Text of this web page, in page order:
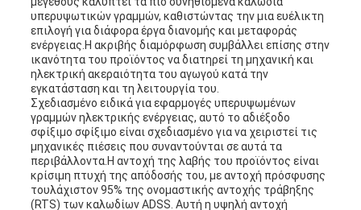
υπερυψωτικών γραμμών, καθιστώντας την μια ευέλικτη
επιλογή για διάφορα έργα διανομής και μεταφοράς
ενέργειας.Η ακριβής διαμόρφωση συμβάλλει επίσης στην
ικανότητα του προϊόντος να διατηρεί τη μηχανική και
ηλεκτρική ακεραιότητα του αγωγού κατά την
εγκατάσταση και τη λειτουργία του.
Σχεδιασμένο ειδικά για εφαρμογές υπερυψωμένων
γραμμών ηλεκτρικής ενέργειας, αυτό το αδιέξοδο
σφίξιμο σφίξιμο είναι σχεδιασμένο για να χειριστεί τις
μηχανικές πιέσεις που συναντούνται σε αυτά τα
περιβάλλοντα.Η αντοχή της λαβής του προϊόντος είναι
κρίσιμη πτυχή της απόδοσής του, με αντοχή πρόσφυσης
τουλάχιστον 95% της ονομαστικής αντοχής τράβηξης
(RTS) των καλωδίων ADSS. Αυτή η υψηλή αντοχή